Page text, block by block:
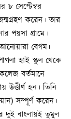
৮ সেপ্টেম্বর
করেন। তার
পয়সা গ্রামে।
বেগম।
হাই স্কুল থেকে
বর্তমানে
উত্তীর্ণ হন। তিনি
সম্পূর্ণ করেন।
দুই বাংলায়ই তুমুল